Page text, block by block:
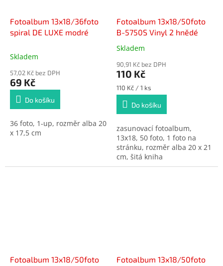
Fotoalbum 13x18/36foto
spiral DE LUXE modré
Skladem
57,02 Kč bez DPH
69 Kč
Do košíku
36 foto, 1-up, rozměr alba 20
x 17,5 cm
Fotoalbum 13x18/50foto
B-5750S Vinyl 2 hnědé
Průměrné
produktu
je
5,0
z
hvězdiček.
Skladem
90,91 Kč bez DPH
110 Kč
Měrná
cena:
110 Kč / 1 ks
Do košíku
zasunovací fotoalbum,
13x18, 50 foto, 1 foto na
stránku, rozměr alba 20 x 21
cm, šitá kniha
Fotoalbum 13x18/50foto
Fotoalbum 13x18/50foto